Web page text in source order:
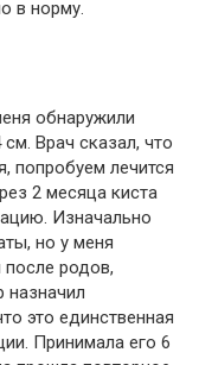
в норму.
обнаружили
Врач сказал, что
попробуем лечится
2 месяца киста
Изначально
но у меня
родов,
назначил
это единственная
Принимала его 6